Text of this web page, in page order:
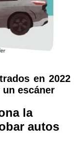
en 2022
escáner
la
autos